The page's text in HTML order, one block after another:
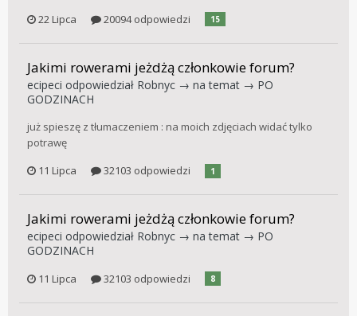
22 Lipca 20094 odpowiedzi 15
Jakimi rowerami jeżdżą członkowie forum?
ecipeci odpowiedział Robnyc → na temat → PO
GODZINACH
już spieszę z tłumaczeniem : na moich zdjęciach widać tylko
potrawę
11 Lipca
32103 odpowiedzi 1
Jakimi rowerami jeżdżą członkowie forum?
ecipeci odpowiedział Robnyc → na temat → PO
GODZINACH
11 Lipca 32103 odpowiedzi 8